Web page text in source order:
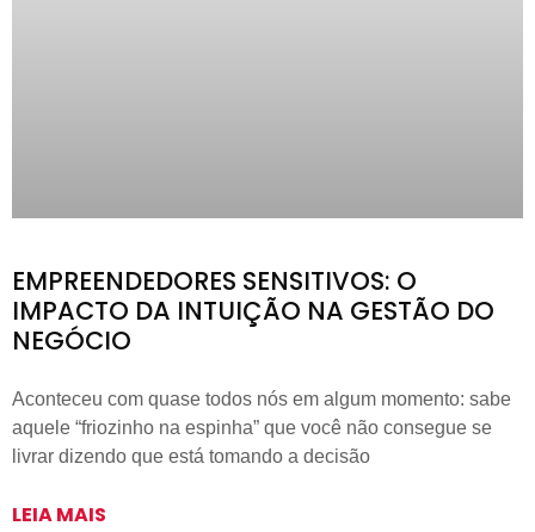
EMPREENDEDORES SENSITIVOS: O
IMPACTO DA INTUIÇÃO NA GESTÃO DO
NEGÓCIO
Aconteceu com quase todos nós em algum momento: sabe
aquele “friozinho na espinha” que você não consegue se
livrar dizendo que está tomando a decisão
LEIA MAIS